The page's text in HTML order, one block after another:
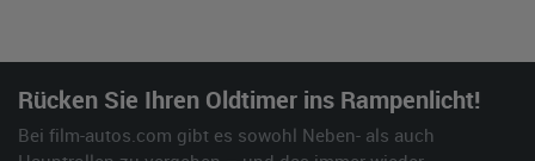
Rücken Sie Ihren Oldtimer ins Rampenlicht!
Bei film-autos.com gibt es sowohl Neben- als auch